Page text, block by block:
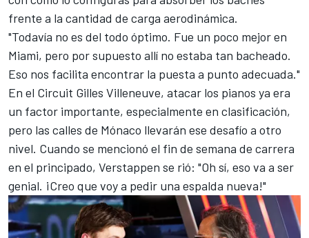
frente a la cantidad de carga aerodinámica.
"Todavía no es del todo óptimo. Fue un poco mejor en
Miami, pero por supuesto allí no estaba tan bacheado.
Eso nos facilita encontrar la puesta a punto adecuada."
En el Circuit Gilles Villeneuve, atacar los pianos ya era
un factor importante, especialmente en clasificación,
pero las calles de Mónaco llevarán ese desafío a otro
nivel. Cuando se mencionó el fin de semana de carrera
en el principado, Verstappen se rió: "Oh sí, eso va a ser
genial. ¡Creo que voy a pedir una espalda nueva!"